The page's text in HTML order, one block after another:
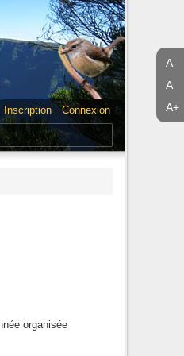
A-
A
A+
Inscription
Connexion
organisée